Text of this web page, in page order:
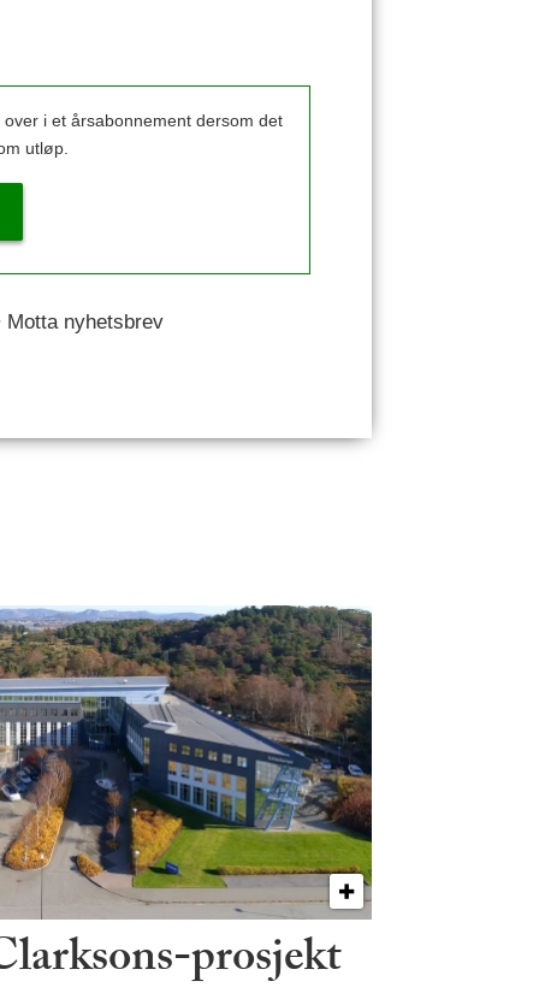
i et årsabonnement dersom det
utløp.
Motta nyhetsbrev
prosjekt